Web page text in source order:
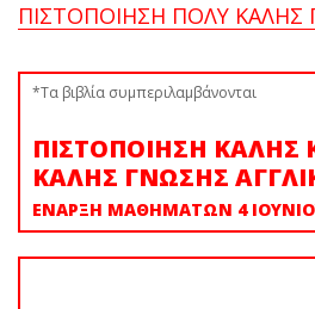
ΠΙΣΤΟΠΟΙΗΣΗ ΠΟΛΥ ΚΑΛΗΣ
*Τα βιβλία συμπεριλαμβάνονται
ΠΙΣΤΟΠΟΙΗΣΗ ΚΑΛΗΣ
ΚΑΛΗΣ ΓΝΩΣΗΣ
ΕΝΑΡΞΗ ΜΑΘΗΜΑΤΩΝ 4